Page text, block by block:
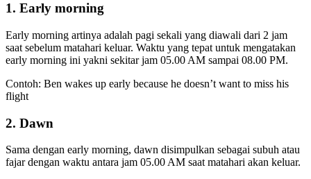
1. Early morning
Early morning artinya adalah pagi sekali yang diawali dari 2 jam
saat sebelum matahari keluar. Waktu yang tepat untuk mengatakan
early morning ini yakni sekitar jam 05.00 AM sampai 08.00 PM.
Contoh: Ben wakes up early because he doesn’t want to miss his
flight
2. Dawn
Sama dengan early morning, dawn disimpulkan sebagai subuh atau
fajar dengan waktu antara jam 05.00 AM saat matahari akan keluar.